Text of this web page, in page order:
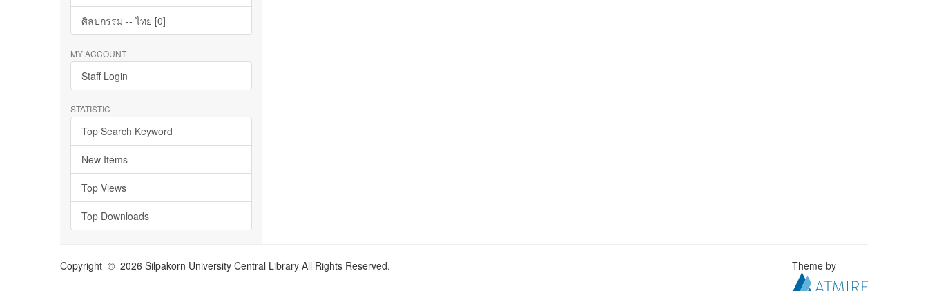
ศิลปกรรม -- ไทย [0]
MY ACCOUNT
Staff Login
STATISTIC
Top Search Keyword
New Items
Top Views
Top Downloads
Copyright © 2026 Silpakorn University Central Library All Rights Reserved. Theme by